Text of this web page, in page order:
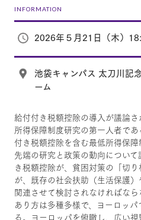
INFORMATION
2026年５月21日（木）
池袋キャンパス 太刀川記
ーム
給付付き税額控除の導入が議論
所得保障制度研究の第一人者で
付き税額控除を含む最低所得保
先端の研究と政策の動向につい
き税額控除が、貧困対策の「切
が、既存の社会扶助（生活保護
関連させて検討されなければな
あり方は多種多様で、ヨーロッ
る。ヨーロッパを俯瞰し、広い